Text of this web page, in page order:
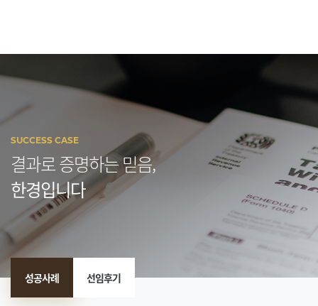
SUCCESS CASE
결과로 증명하는 믿음,
한경입니다
성공사례 선임후기